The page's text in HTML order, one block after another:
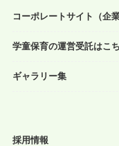
コーポレートサイト（企業
学童保育の運営受託はこ
ギャラリー集
採用情報